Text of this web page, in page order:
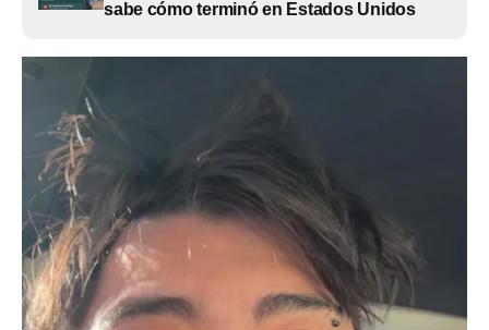
sabe cómo terminó en Estados Unidos